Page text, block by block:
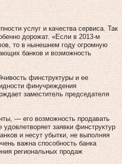
услуг и качества сервиса. Так
дорожат. «Если в 2013-м
то в нынешнем году огромную
банков и возможность
финструктуры и ее
финучреждения
заместитель председателя
— его возможность продавать
заявки финструктур
и несут убытки, не выполняя
важна способность банка
региональных продаж